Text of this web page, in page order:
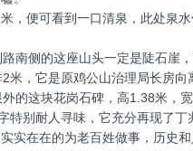
，便可看到一口清泉，此处泉
南侧的这座山头一定是陡石崖
米，它是原鸡公山治理局长房
的这块花岗石碑，高1.38米，
特别耐人寻味，它充分再现了
实在在的为老百姓做事，历史